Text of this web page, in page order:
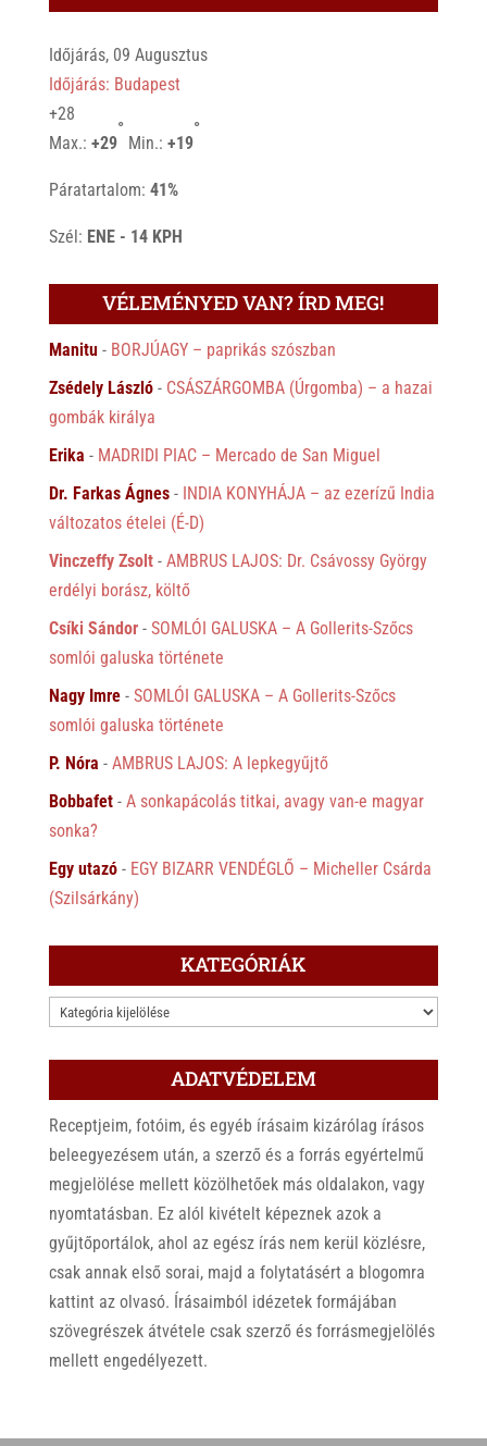
Időjárás, 09 Augusztus
Időjárás: Budapest
+28
Max.: +29
°
Min.: +19
°
Páratartalom: 41%
Szél: ENE - 14 KPH
VÉLEMÉNYED VAN? ÍRD MEG!
Manitu- BORJÚAGY – paprikás szószban
Zsédely László- CSÁSZÁRGOMBA (Úrgomba) – a hazai
gombák királya
Erika - MADRIDI PIAC – Mercado de San Miguel
Dr. Farkas Ágnes- INDIA KONYHÁJA – az ezerízű India
változatos ételei (É-D)
Vinczeffy Zsolt- AMBRUS LAJOS: Dr. Csávossy György
erdélyi borász, költő
Csíki Sándor- SOMLÓI GALUSKA – A Gollerits-Szőcs
somlói galuska története
Nagy Imre- SOMLÓI GALUSKA – A Gollerits-Szőcs
somlói galuska története
P. Nóra - AMBRUS LAJOS: A lepkegyűjtő
Bobbafet- A sonkapácolás titkai, avagy van-e magyar
sonka?
Egy utazó- EGY BIZARR VENDÉGLŐ – Micheller Csárda
(Szilsárkány)
KATEGÓRIÁK
KATEGÓRIÁK
ADATVÉDELEM
Receptjeim, fotóim, és egyéb írásaim kizárólag írásos
beleegyezésem után, a szerző és a forrás egyértelmű
megjelölése mellett közölhetőek más oldalakon, vagy
nyomtatásban. Ez alól kivételt képeznek azok a
gyűjtőportálok, ahol az egész írás nem kerül közlésre,
csak annak első sorai, majd a folytatásért a blogomra
kattint az olvasó. Írásaimból idézetek formájában
szövegrészek átvétele csak szerző és forrásmegjelölés
mellett engedélyezett.